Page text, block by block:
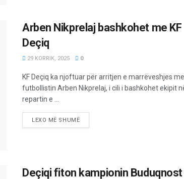
Arben Nikprelaj bashkohet me KF
Deçiq
29 KORRIK, 2025 0
KF Deçiq ka njoftuar për arritjen e marrëveshjes me
futbollistin Arben Nikprelaj, i cili i bashkohet ekipit
repartin e ...
LEXO MË SHUMË
Deçiqi fiton kampionin